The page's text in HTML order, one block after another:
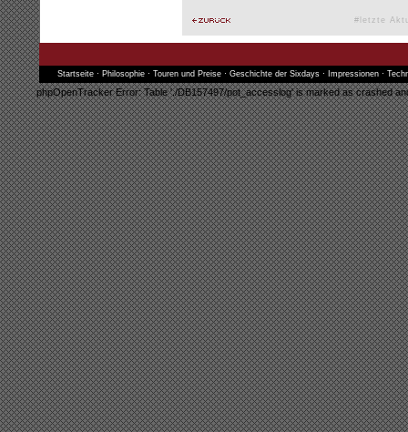
#letzte
Startseite· Philosophie· Touren und Preise· Geschichte der Sixdays· Impressionen·
phpOpenTracker Error: Table './DB157497/pot_accesslog' is marked as crashed